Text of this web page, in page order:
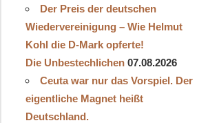
Der Preis der deutschen
Wiedervereinigung – Wie Helmut
Kohl die D‑Mark opferte!
Die Unbestechlichen 07.08.2026
Ceuta war nur das Vorspiel. Der
eigentliche Magnet heißt
Deutschland.